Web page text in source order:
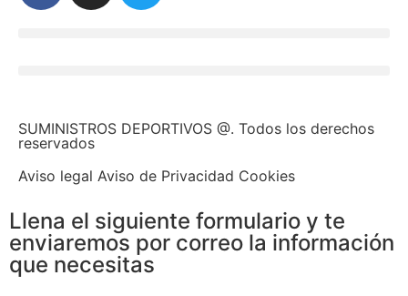
SUMINISTROS DEPORTIVOS @. Todos los derechos
reservados
Aviso legal Aviso de Privacidad Cookies
Llena el siguiente formulario y te
enviaremos por correo la información
que necesitas